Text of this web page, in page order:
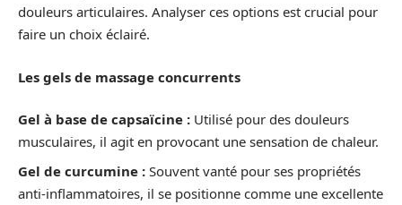
douleurs articulaires. Analyser ces options est crucial pour
faire un choix éclairé.
Les gels de massage concurrents
Gel à base de capsaïcine : Utilisé pour des douleurs
musculaires, il agit en provocant une sensation de chaleur.
Gel de curcumine : Souvent vanté pour ses propriétés
anti-inflammatoires, il se positionne comme une excellente